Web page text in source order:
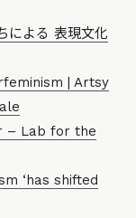
による 表現文化
| Artsy
– Lab for the
‘has shifted